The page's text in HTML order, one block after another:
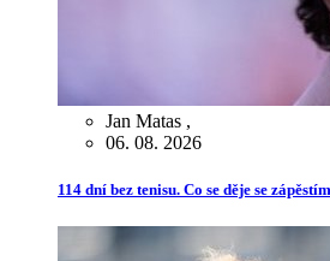
Jan Matas ,
06. 08. 2026
114 dní bez tenisu. Co se děje se